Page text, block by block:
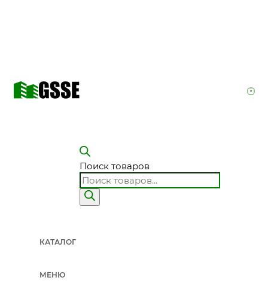
Поиск товаров
КАТАЛОГ
МЕНЮ